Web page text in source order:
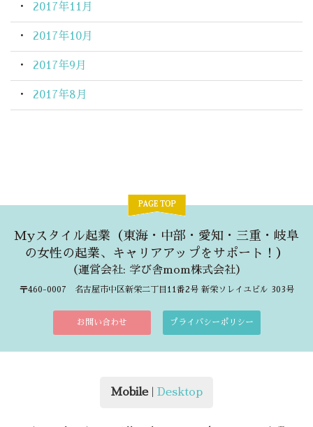
2017年11月
2017年10月
2017年9月
2017年8月
Myスタイル起業（東海・中部・愛知・三重・岐阜
の女性の起業、キャリアアップをサポート！）
（運営会社: 学び舎mom株式会社）
〒460-0007 名古屋市中区新栄二丁目11番2号 新栄ソレイユビル 303号
お問い合わせ プライバシーポリシー
Mobile| Desktop